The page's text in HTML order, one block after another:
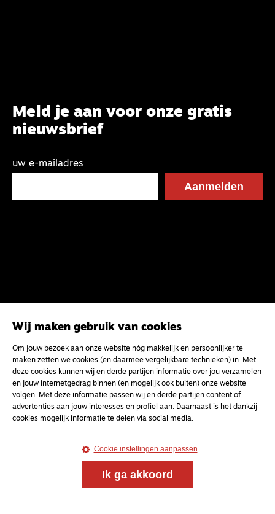
Meld je aan voor onze gratis
nieuwsbrief
uw e-mailadres
Magazine Onderweg
en gesprek voor christenen onderweg, in het bijzonder
voor de Nederlandse Gereformeerde Kerken.
Onderweg
Wij maken gebruik van cookies
Om jouw bezoek aan onze website nóg makkelijk en persoonlijker te
maken zetten we cookies (en daarmee vergelijkbare technieken) in. Met
deze cookies kunnen wij en derde partijen informatie over jou verzamelen
en jouw internetgedrag binnen (en mogelijk ook buiten) onze website
volgen. Met deze informatie passen wij en derde partijen content of
advertenties aan jouw interesses en profiel aan. Daarnaast is het dankzij
cookies mogelijk informatie te delen via social media.
Cookie instellingen aanpassen
Ik ga akkoord